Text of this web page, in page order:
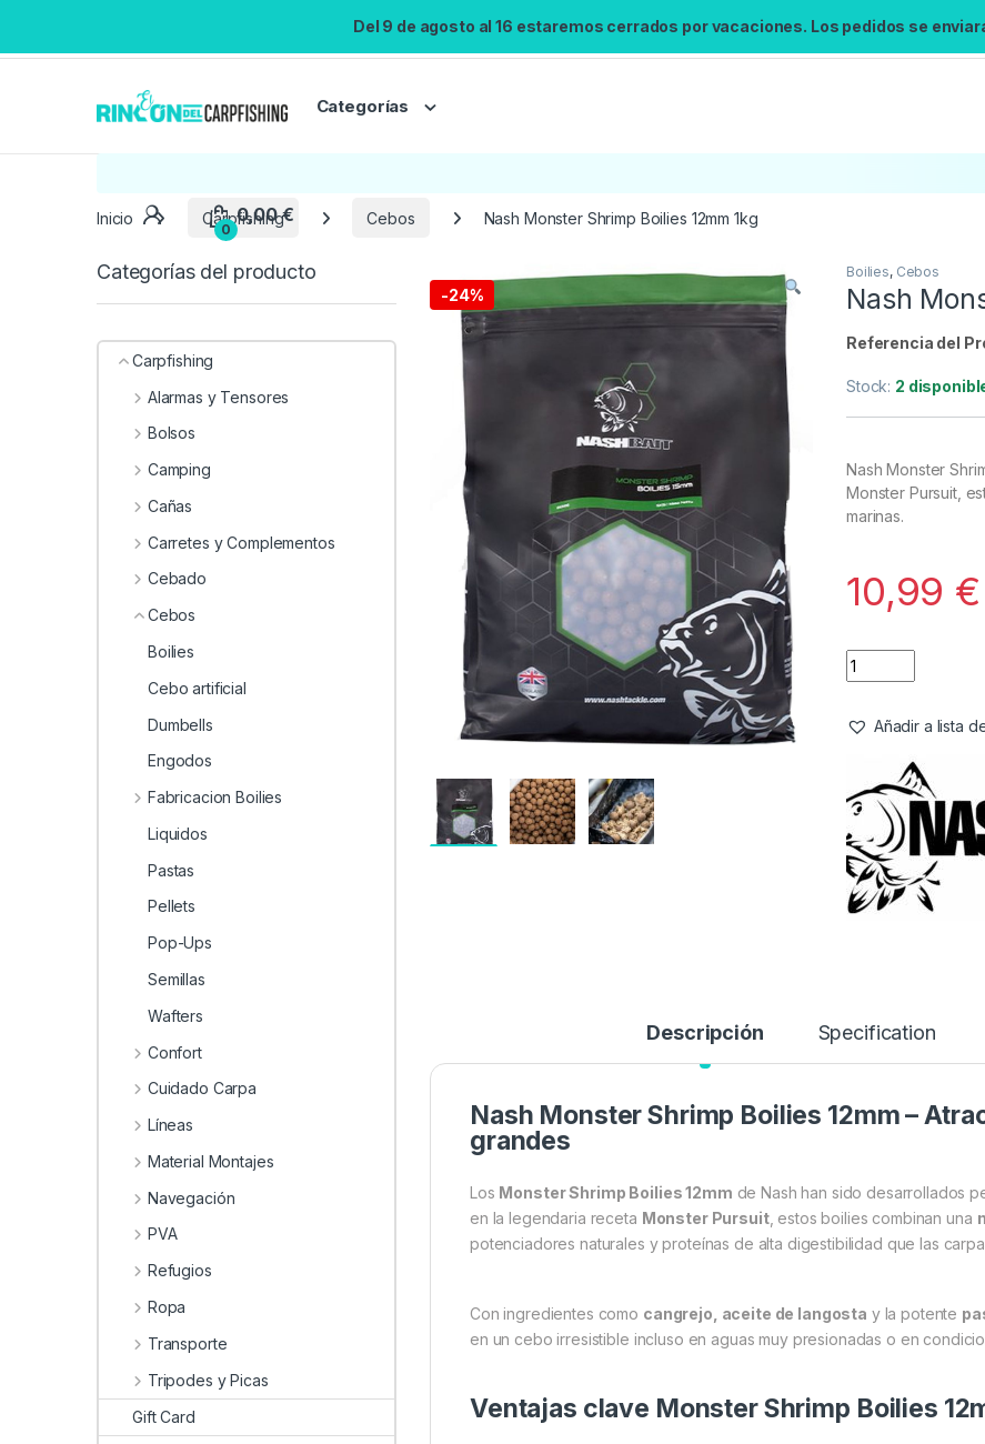
Del 9 de agosto al 16 estaremos cerrados por vacaciones. Los pedidos se
Categorías
Búsqueda no disponible
No se pudo cargar el widget de búsqueda.
Inténtalo de nuevo.
Inicio Carpfishing Cebos Nash Monster Shrimp Boilies 12mm 1kg
-24%
Boilies, Cebos
Nash
Referencia del
Stock: 2
Nash Monster
Monster Pursuit,
marinas.
10,99 €
Añadir a lista
Descripción Specification
Nash Monster Shrimp Boilies 12mm –
grandes
Los Monster Shrimp Boilies 12mm de Nash han sido desarrollados
en la legendaria receta Monster Pursuit, estos boilies combinan una
potenciadores naturales y proteínas de alta digestibilidad que las
Con ingredientes como cangrejo, aceite de langosta y la potente
en un cebo irresistible incluso en aguas muy presionadas o en
Ventajas clave Monster Shrimp Boilies
Categorías del producto
Carpfishing
Alarmas y Tensores
Bolsos
Camping
Cañas
Carretes y Complementos
Cebado
Cebos
Boilies
Cebo artificial
Dumbells
Engodos
Fabricacion Boilies
Liquidos
Pastas
Pellets
Pop-Ups
Semillas
Wafters
Confort
Cuidado Carpa
Líneas
Material Montajes
Navegación
PVA
Refugios
Ropa
Transporte
Tripodes y Picas
Gift Card